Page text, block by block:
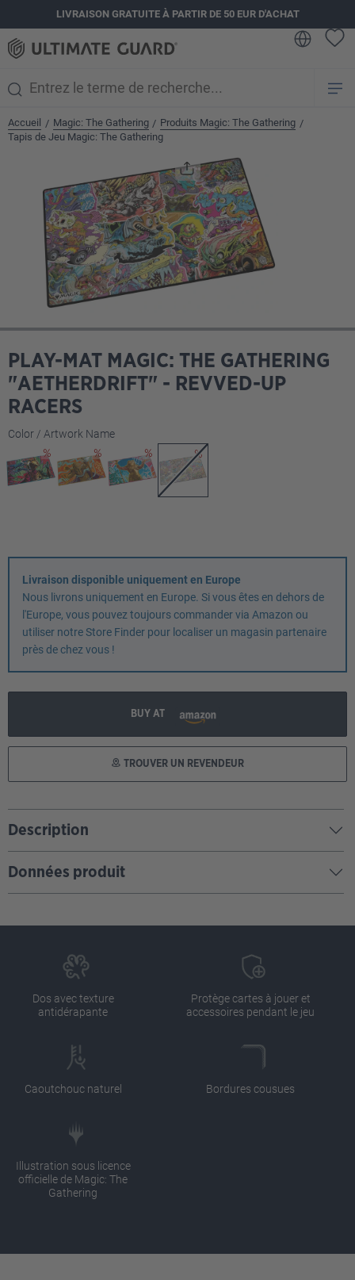
principalLIVRAISON GRATUITE À PARTIR DE 50 EUR D'ACHAT
Accueil / Magic: The Gathering / Produits Magic: The Gathering /
Tapis de Jeu Magic: The Gathering
PLAY-MAT MAGIC: THE GATHERING
"AETHERDRIFT" - REVVED-UP
RACERS
Sélectionnez
Color / Artwork Name
Livraison disponible uniquement en Europe
Nous livrons uniquement en Europe. Si vous êtes en dehors de
l'Europe, vous pouvez toujours commander via Amazon ou
utiliser notre Store Finder pour localiser un magasin partenaire
près de chez vous !
BUY AT
TROUVER UN REVENDEUR
Description
Données produit
Dos avec texture
antidérapante
Protège cartes à jouer et
accessoires pendant le jeu
Caoutchouc naturel Bordures cousues
Illustration sous licence
officielle de Magic: The
Gathering